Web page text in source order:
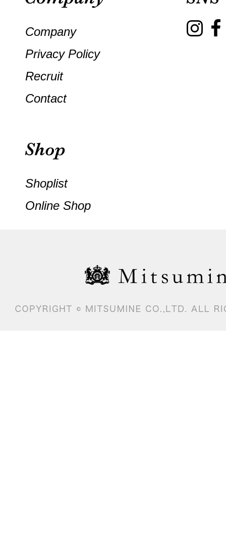
Company
Privacy Policy
Recruit
Contact
Shoplist
Online Shop